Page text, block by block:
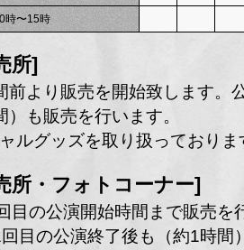
時〜15時
所]
前より販売を開始致します。
も販売を行います。
ルグッズを取り扱っておりま
所・フォトコーナー]
目の公演開始時間まで販売を
目の公演終了後も（約1時間